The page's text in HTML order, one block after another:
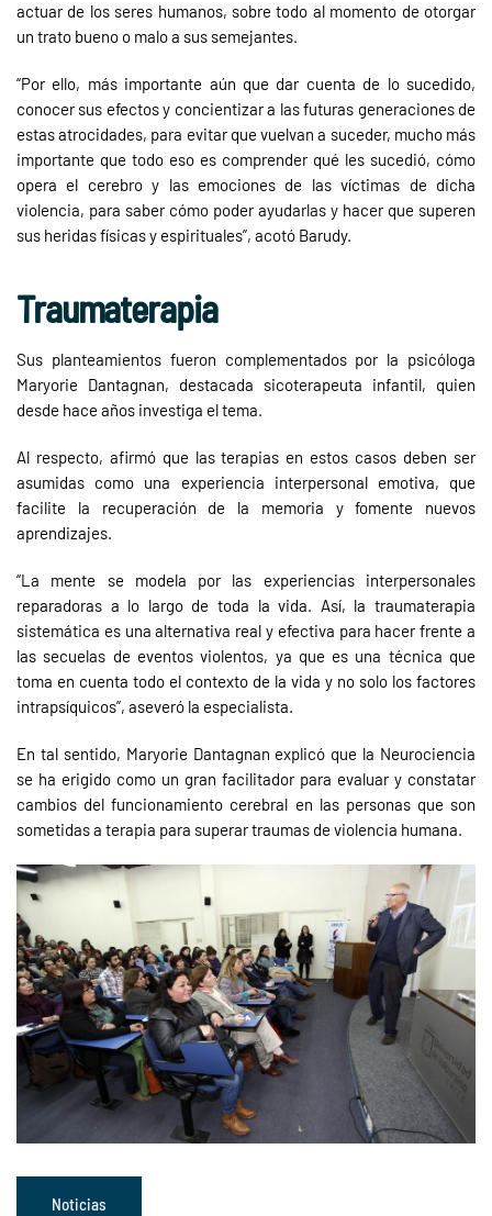
actuar de los seres humanos, sobre todo al momento de otorgar
un trato bueno o malo a sus semejantes.
“Por ello, más importante aún que dar cuenta de lo sucedido,
conocer sus efectos y concientizar a las futuras generaciones de
estas atrocidades, para evitar que vuelvan a suceder, mucho más
importante que todo eso es comprender qué les sucedió, cómo
opera el cerebro y las emociones de las víctimas de dicha
violencia, para saber cómo poder ayudarlas y hacer que superen
sus heridas físicas y espirituales”, acotó Barudy.
Traumaterapia
Sus planteamientos fueron complementados por la psicóloga
Maryorie Dantagnan, destacada sicoterapeuta infantil, quien
desde hace años investiga el tema.
Al respecto, afirmó que las terapias en estos casos deben ser
asumidas como una experiencia interpersonal emotiva, que
facilite la recuperación de la memoria y fomente nuevos
aprendizajes.
“La mente se modela por las experiencias interpersonales
reparadoras a lo largo de toda la vida. Así, la traumaterapia
sistemática es una alternativa real y efectiva para hacer frente a
las secuelas de eventos violentos, ya que es una técnica que
toma en cuenta todo el contexto de la vida y no solo los factores
intrapsíquicos”, aseveró la especialista.
En tal sentido, Maryorie Dantagnan explicó que la Neurociencia
se ha erigido como un gran facilitador para evaluar y constatar
cambios del funcionamiento cerebral en las personas que son
sometidas a terapia para superar traumas de violencia humana.
Noticias